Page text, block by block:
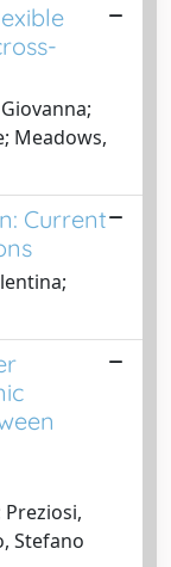
Meadows,
Current
Preziosi,
Stefano